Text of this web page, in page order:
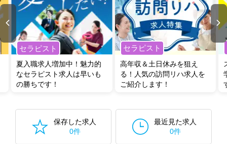
セラピスト
夏入職求人増加中！魅力的
なセラピスト求人は早いも
の勝ちです！
セラピスト
高年収＆土日休みを狙え
る！人気の訪問リハ求人を
ご紹介します！
保存した求人
0件
最近見た求人
0件